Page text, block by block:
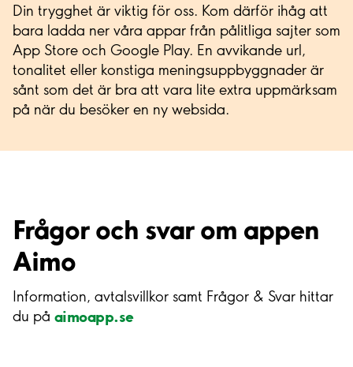
Din trygghet är viktig för oss. Kom därför ihåg att
bara ladda ner våra appar från pålitliga sajter som
App Store och Google Play. En avvikande url,
tonalitet eller konstiga meningsuppbyggnader är
sånt som det är bra att vara lite extra uppmärksam
på när du besöker en ny websida.
Frågor och svar om appen
Aimo
Information, avtalsvillkor samt Frågor & Svar hittar
du på aimoapp.se